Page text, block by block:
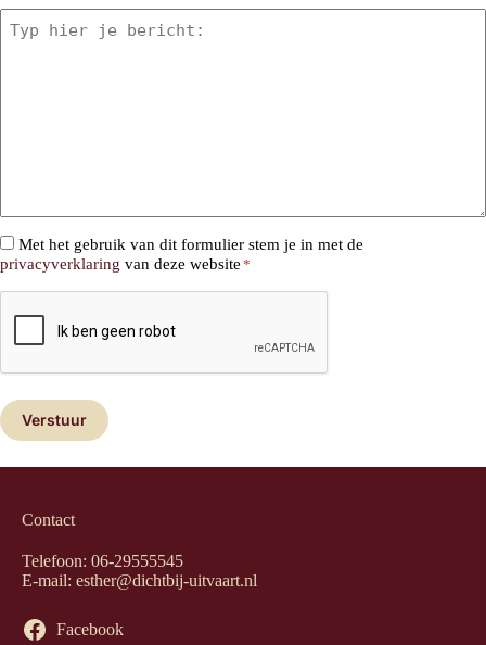
Met het gebruik van dit formulier stem je in met de
privacyverklaring van deze website *
CAPTCHA
Contact
Telefoon: 06-29555545
E-mail: esther@dichtbij-uitvaart.nl
Facebook